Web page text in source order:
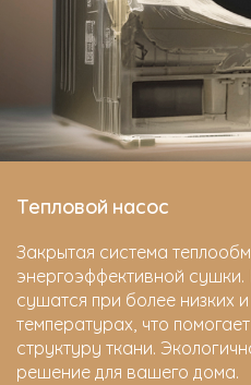
Тепловой насос
Закрытая система
энергоэффективной
сушатся при более низких
температурах, что
структуру ткани.
решение для вашего дома.